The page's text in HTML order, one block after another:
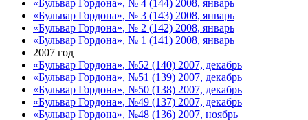
«Бульвар Гордона», № 4 (144) 2008, январь
«Бульвар Гордона», № 3 (143) 2008, январь
«Бульвар Гордона», № 2 (142) 2008, январь
«Бульвар Гордона», № 1 (141) 2008, январь
2007 год
«Бульвар Гордона», №52 (140) 2007, декабрь
«Бульвар Гордона», №51 (139) 2007, декабрь
«Бульвар Гордона», №50 (138) 2007, декабрь
«Бульвар Гордона», №49 (137) 2007, декабрь
«Бульвар Гордона», №48 (136) 2007, ноябрь